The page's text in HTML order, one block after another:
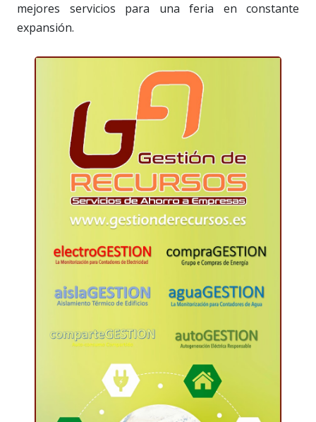
mejores servicios para una feria en constante
expansión.